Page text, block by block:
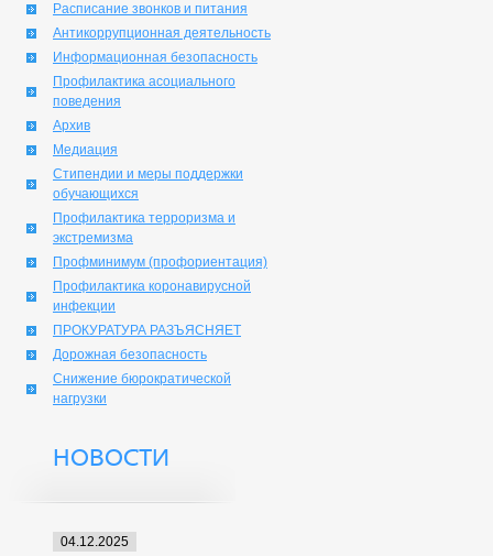
Расписание звонков и питания
Антикоррупционная деятельность
Информационная безопасность
Профилактика асоциального
поведения
Архив
Медиация
Стипендии и меры поддержки
обучающихся
Профилактика терроризма и
экстремизма
Профминимум (профориентация)
Профилактика коронавирусной
инфекции
ПРОКУРАТУРА РАЗЪЯСНЯЕТ
Дорожная безопасность
Снижение бюрократической
нагрузки
НОВОСТИ
04.12.2025